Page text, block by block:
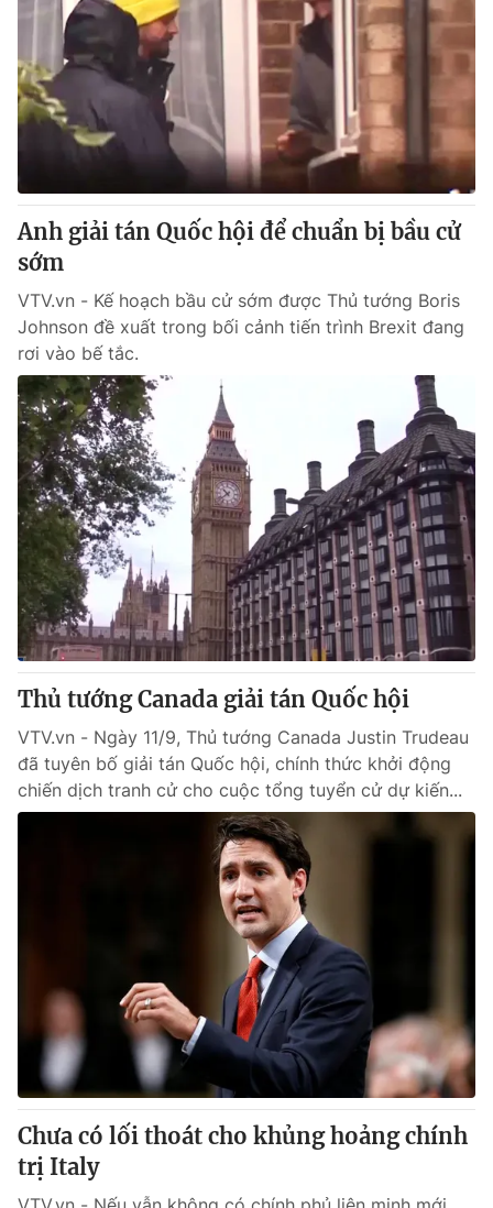
thuận bằng văn bản. Ghi rõ nguồn VTV.vn khi phát hành lại
thông tin từ website này.
Anh giải tán Quốc hội để chuẩn bị bầu cử
sớm
VTV.vn - Kế hoạch bầu cử sớm được Thủ tướng Boris
Johnson đề xuất trong bối cảnh tiến trình Brexit đang
rơi vào bế tắc.
Thủ tướng Canada giải tán Quốc hội
VTV.vn - Ngày 11/9, Thủ tướng Canada Justin Trudeau
đã tuyên bố giải tán Quốc hội, chính thức khởi động
chiến dịch tranh cử cho cuộc tổng tuyển cử dự kiến...
Chưa có lối thoát cho khủng hoảng chính
trị Italy